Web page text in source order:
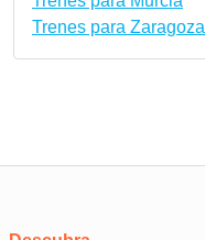
Trenes para Zaragoza